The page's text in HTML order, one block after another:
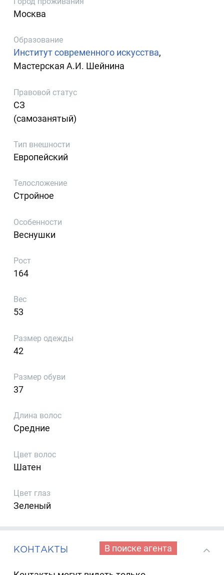
Москва
Образование
Институт современного искусства,
Мастерская А.И. Шейнина
Правовой статус
СЗ
(самозанятый)
Тип внешности
Европейский
Телосложение
Стройное
Особенности
Веснушки
Рост
164
Вес
53
Размер одежды
42
Размер обуви
37
Длина волос
Средние
Цвет волос
Шатен
Цвет глаз
Зеленый
КОНТАКТЫ В поиске агента